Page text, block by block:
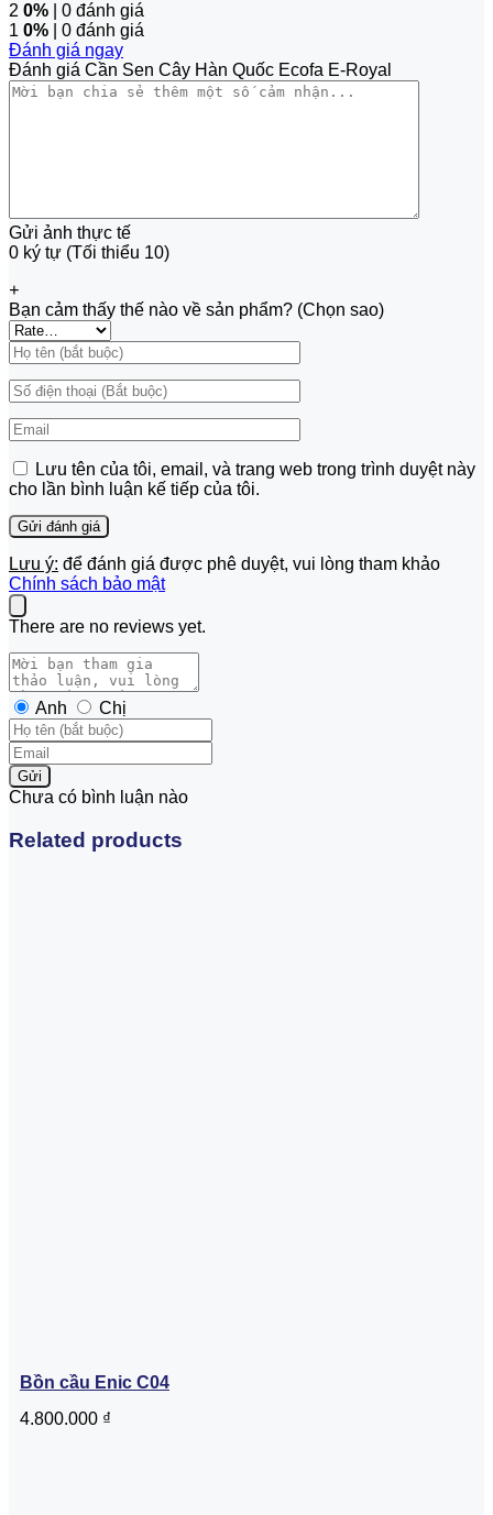
2 0% | 0 đánh giá
1 0% | 0 đánh giá
Đánh giá ngay
Đánh giá Cần Sen Cây Hàn Quốc Ecofa E-Royal
Gửi ảnh thực tế
0 ký tự (Tối thiểu 10)
+
Bạn cảm thấy thế nào về sản phẩm? (Chọn sao)
Lưu tên của tôi, email, và trang web trong trình duyệt này
cho lần bình luận kế tiếp của tôi.
Lưu ý: để đánh giá được phê duyệt, vui lòng tham khảo
Chính sách bảo mật
There are no reviews yet.
Anh Chị
Gửi
Chưa có bình luận nào
Related products
Bồn cầu Enic C04
4.800.000 ₫